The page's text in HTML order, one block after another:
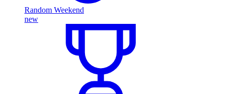
Random Weekend
new